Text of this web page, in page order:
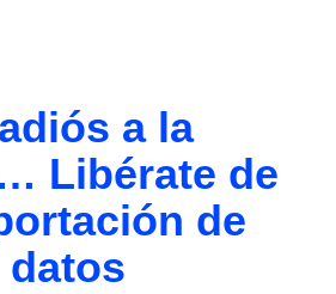
a la
Libérate de
de
datos